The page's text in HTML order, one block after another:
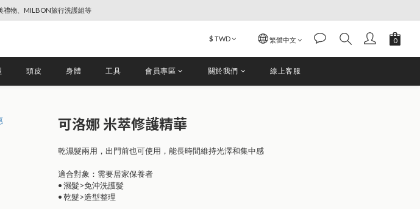
館限時優惠【點擊查看】
禮物、MILBON旅行洗護組等
$ TWD 繁體中文
頭皮 身體 工具 會員專區 關於我們 線上客服
可洛娜 米萃修護精華
乾濕髮兩用，出門前也可使用，能長時間維持光澤和集中感
適合對象：需要居家保養者
• 濕髮>免沖洗護髮
• 乾髮>造型整理